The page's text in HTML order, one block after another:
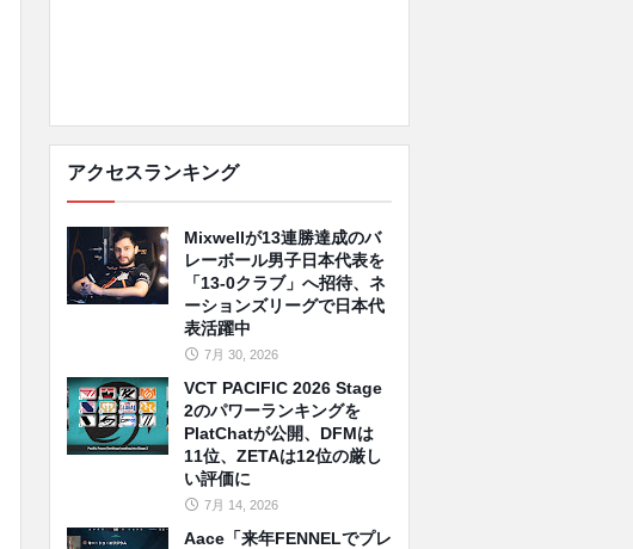
アクセスランキング
Mixwellが13連勝達成のバ
レーボール男子日本代表を
「13-0クラブ」へ招待、ネ
ーションズリーグで日本代
表活躍中
7月 30, 2026
VCT PACIFIC 2026 Stage
2のパワーランキングを
PlatChatが公開、DFMは
11位、ZETAは12位の厳し
い評価に
7月 14, 2026
Aace「来年FENNELでプレ